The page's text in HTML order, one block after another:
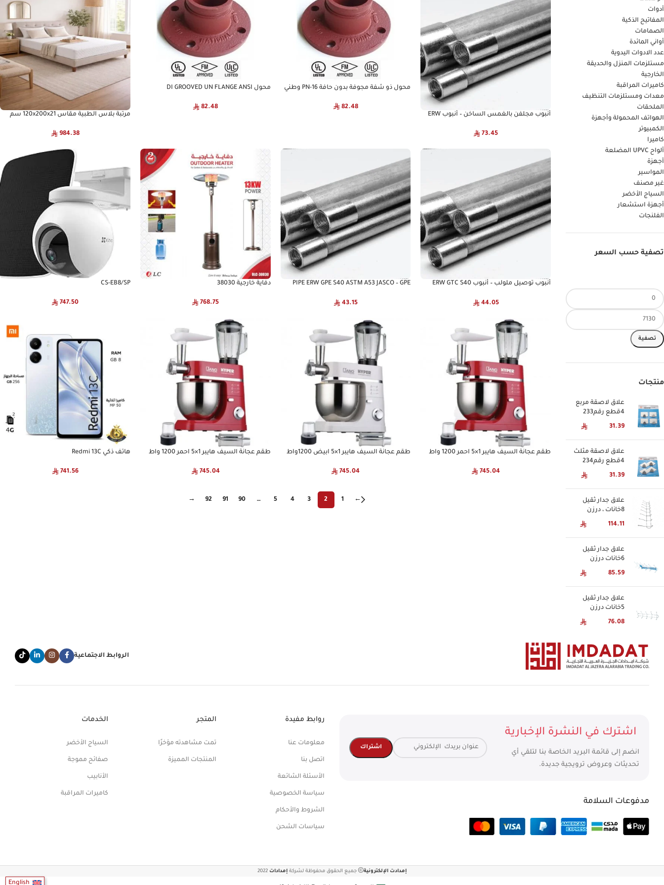
أدوات
المفاتيح الذكية
الصمامات
أواني المائدة
عدد الادوات اليدوية
مستلزمات المنزل والحديقة
الخارجية
كاميرات المراقبة
معدات ومستلزمات التنظيف
الملحقات
الهواتف المحمولة وأجهزة
الكمبيوتر
كاميرا
ألواح UPVC المضلعة
أجهزة
المواسير
غير مصنف
السياج الأخضر
أجهزة استشعار
الفلنجات
تصفية حسب السعر
تصفية
منتجات
علاق لاصقة مربع
4قطع رقم233
31.39
علاق لاصقة مثلث
4قطع رقم234
31.39
علاق جدار ثقيل
8خانات ، درزن
114.11
علاق جدار ثقيل
6خانات درزن
85.59
علاق جدار ثقيل
5خانات درزن
76.08
أنبوب مجلفن بالغمس الساخن – أنبوب ERW
73.45
محول ذو شفة مجوفة بدون حافة PN-16 وطني
82.48
محول DI GROOVED UN FLANGE ANSI
82.48
مرتبة بلاس الطبية مقاس 120x200x21 سم
984.38
أنبوب توصيل ملولب – أنبوب ERW GTC S40
44.05
PIPE ERW GPE S40 ASTM A53 JASCO – GPE
43.15
دفاية خارجية 38030
768.75
CS-EB8/SP
747.50
طقم عجانة السيف هايبر 1×5 احمر 1200 واط
745.04
طقم عجانة السيف هايبر 1×5 ابيض 1200واط
745.04
طقم عجانة السيف هايبر 1×5 احمر 1200 واط
745.04
هاتف ذكي Redmi 13C
741.56
←
1
2
3
4
5
…
90
91
92
→
الروابط الاجتماعية
الخدمات
السياج الأخضر
صفائح مموجة
الأنابيب
كاميرات المراقبة
المتجر
تمت مشاهدته مؤخرًا
المنتجات المميزة
روابط مفيدة
معلومات عنا
اتصل بنا
الأسئلة الشائعة
سياسة الخصوصية
الشروط والأحكام
سياسات الشحن
اشترك في النشرة الإخبارية
انضم إلى قائمة البريد الخاصة بنا لتلقي أي
تحديثات وعروض ترويجية جديدة.
مدفوعات السلامة
إمدادت الإلكترونية جميع الحقوق محفوظة لشركة إمدادات
English